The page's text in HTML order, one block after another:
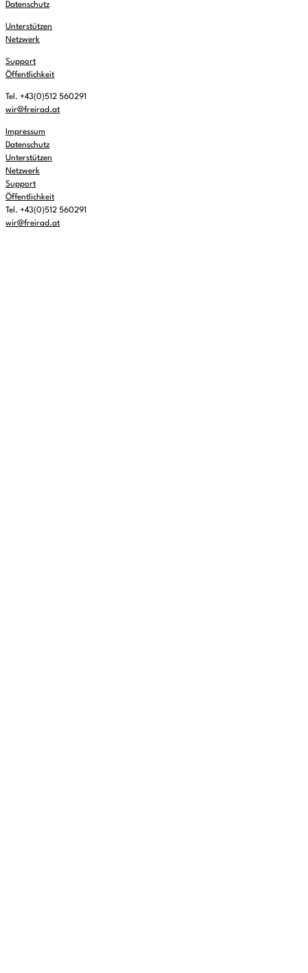
Datenschutz
Unterstützen
Netzwerk
Support
Öffentlichkeit
Tel. +43(0)512 560291
wir@freirad.at
Impressum
Datenschutz
Unterstützen
Netzwerk
Support
Öffentlichkeit
Tel. +43(0)512 560291
wir@freirad.at